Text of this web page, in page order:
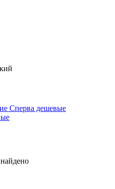
Сперва дешевые